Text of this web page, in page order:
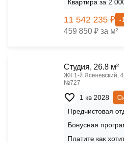
Квартира за 2
11 542 235 ₽ -
459 850 ₽ за м²
Cтудия, 26.8 м²
ЖК 1‑й Ясеневский,
№727
1 кв 2028
Предчистовая
Бонусная
Платите как